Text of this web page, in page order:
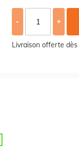
- +
Livraison offerte dès